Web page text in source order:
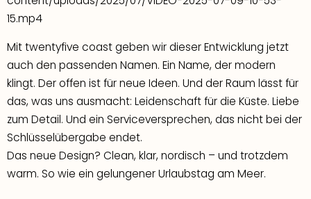
15.mp4
Mit twentyfive coast geben wir dieser Entwicklung jetzt
auch den passenden Namen. Ein Name, der modern
klingt. Der offen ist für neue Ideen. Und der Raum lässt für
das, was uns ausmacht: Leidenschaft für die Küste. Liebe
zum Detail. Und ein Serviceversprechen, das nicht bei der
Schlüsselübergabe endet.
Das neue Design? Clean, klar, nordisch – und trotzdem
warm. So wie ein gelungener Urlaubstag am Meer.